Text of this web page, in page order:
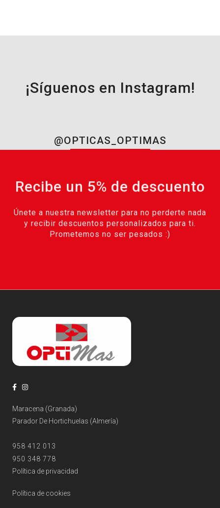
¡Síguenos en Instagram!
@OPTICAS_OPTIMAS
Recibe un 5% de descuento
Únete a nuestra newsletter para no perderte nada
y recibir descuentos personalizados para ti.
Prometemos no ser pesados :)
Maracena (Granada)
Parador De Hortichuelas (Almería)
958 412 013
950 348 778
Política de privacidad
Política de cookies